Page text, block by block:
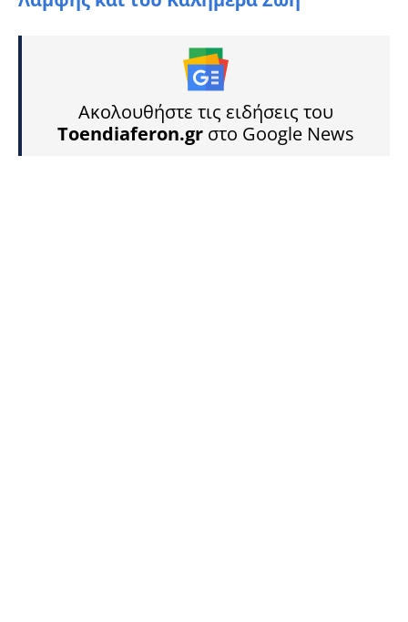
Ακολουθήστε τις ειδήσεις του
Toendiaferon.gr στο Google News